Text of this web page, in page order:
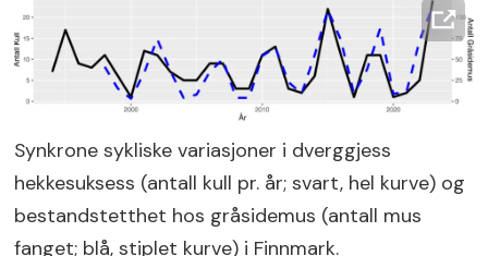
Synkrone sykliske variasjoner i dverggjess
hekkesuksess (antall kull pr. år; svart, hel kurve) og
bestandstetthet hos gråsidemus (antall mus
fanget; blå, stiplet kurve) i Finnmark.